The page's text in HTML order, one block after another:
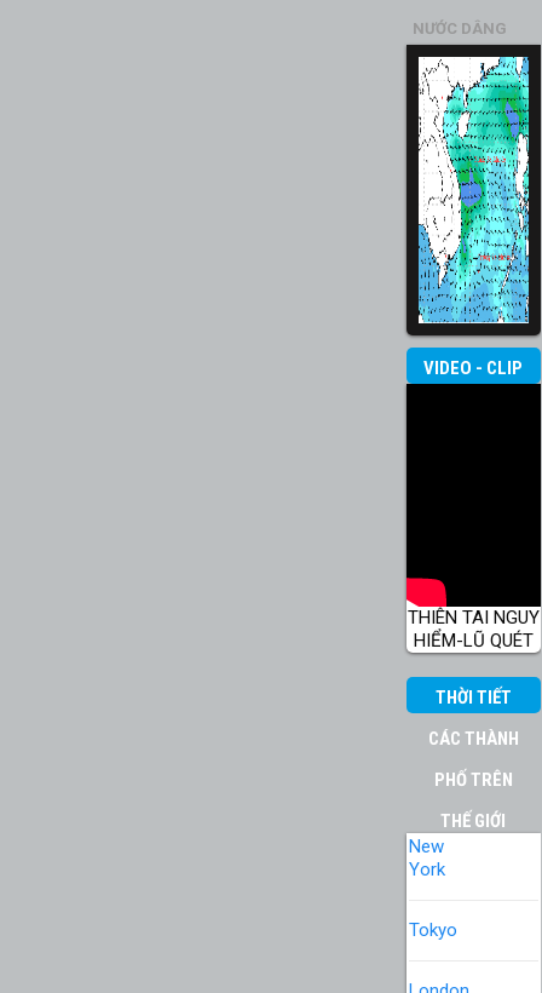
NƯỚC DÂNG
VIDEO - CLIP
THIÊN TAI NGUY
HIỂM-LŨ QUÉT
THỜI TIẾT
CÁC THÀNH
PHỐ TRÊN
THẾ GIỚI
New
York
Tokyo